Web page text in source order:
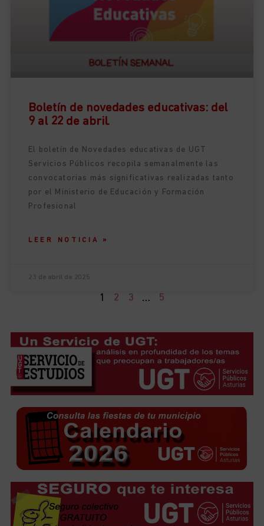
Boletín de novedades educativas: del
9 al 22 de abril.
El boletín de Novedades educativas de UGT
Servicios Públicos recopila semanalmente las
convocatorias más significativas realizadas tanto
por el Ministerio de Educación y Formación
Profesional
LEER NOTICIA »
1 2 3 … 5